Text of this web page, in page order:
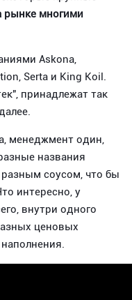
рынке многими
Askona,
Serta и King Koil.
принадлежат так
менеджмент один,
названия
соусом, что бы
интересно, у
внутри одного
ценовых